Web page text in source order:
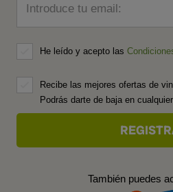
Introduce tu email:
He leído y acepto las
Recibe las mejores ofertas de
Podrás darte de baja en
También puedes